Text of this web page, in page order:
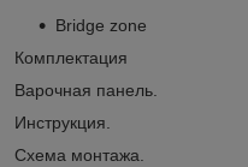
Bridge zone
Комплектация
Варочная панель.
Инструкция.
Схема монтажа.